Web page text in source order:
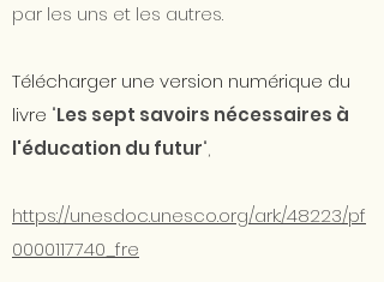
par les uns et les autres.
Télécharger une version numérique du
livre "Les sept savoirs nécessaires à
l'éducation du futur",
https://unesdoc.unesco.org/ark:/48223/pf
0000117740_fre